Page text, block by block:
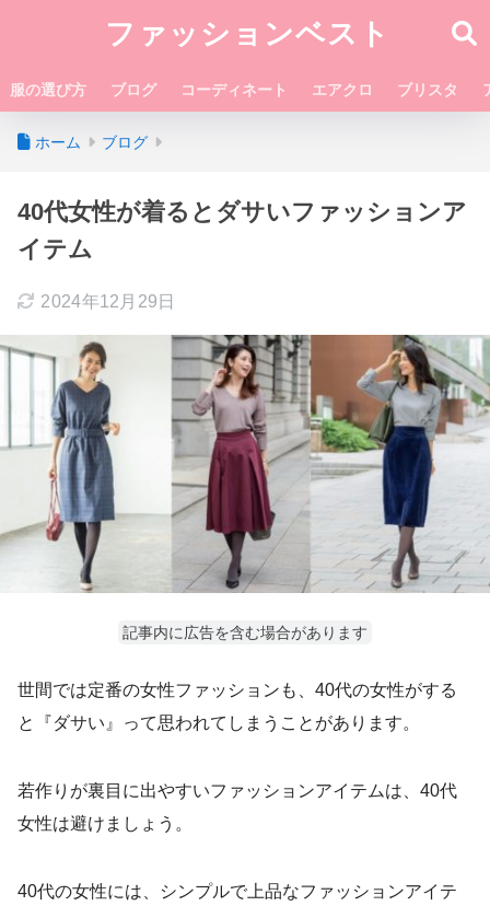
ファッションベスト
服の選び方 ブログ コーディネート エアクロ ブリスタ
ホーム ブログ
40代女性が着るとダサいファッションア
イテム
2024年12月29日
記事内に広告を含む場合があります
世間では定番の女性ファッションも、40代の女性がする
と『ダサい』って思われてしまうことがあります。
若作りが裏目に出やすいファッションアイテムは、40代
女性は避けましょう。
40代の女性には、シンプルで上品なファッションアイテ